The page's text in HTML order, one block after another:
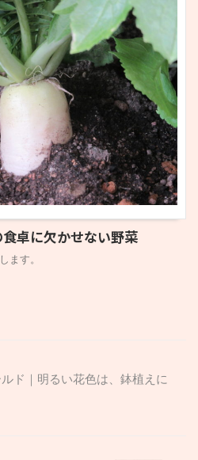
卓に欠かせない野菜
ます。
ド｜明るい花色は、鉢植えに